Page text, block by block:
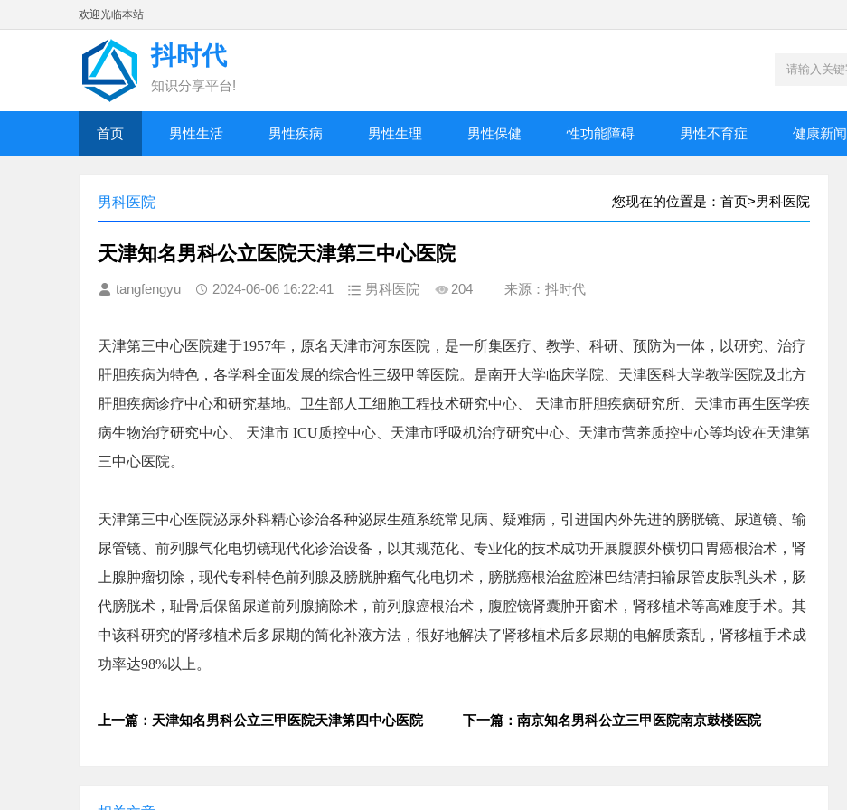
欢迎光临本站
抖时代
知识分享平台!
首页 男性生活 男性疾病 男性生理 男性保健 性功能障碍 男性不育症 健康新闻
您现在的位置是： 首页>男科医院
男科医院
天津知名男科公立医院天津第三中心医院
tangfengyu 2024-06-06 16:22:41 男科医院 204 来源：抖时代
天津第三中心医院建于1957年，原名天津市河东医院，是一所集医疗、教学、科研、预防为一体，以研究、治疗
肝胆疾病为特色，各学科全面发展的综合性三级甲等医院。是南开大学临床学院、天津医科大学教学医院及北方
肝胆疾病诊疗中心和研究基地。卫生部人工细胞工程技术研究中心、 天津市肝胆疾病研究所、天津市再生医学疾
病生物治疗研究中心、 天津市 ICU质控中心、天津市呼吸机治疗研究中心、天津市营养质控中心等均设在天津第
三中心医院。
天津第三中心医院泌尿外科精心诊治各种泌尿生殖系统常见病、疑难病，引进国内外先进的膀胱镜、尿道镜、输
尿管镜、前列腺气化电切镜现代化诊治设备，以其规范化、专业化的技术成功开展腹膜外横切口胃癌根治术，肾
上腺肿瘤切除，现代专科特色前列腺及膀胱肿瘤气化电切术，膀胱癌根治盆腔淋巴结清扫输尿管皮肤乳头术，肠
代膀胱术，耻骨后保留尿道前列腺摘除术，前列腺癌根治术，腹腔镜肾囊肿开窗术，肾移植术等高难度手术。其
中该科研究的肾移植术后多尿期的简化补液方法，很好地解决了肾移植术后多尿期的电解质紊乱，肾移植手术成
功率达98%以上。
上一篇：天津知名男科公立三甲医院天津第四中心医院 下一篇：南京知名男科公立三甲医院南京鼓楼医院